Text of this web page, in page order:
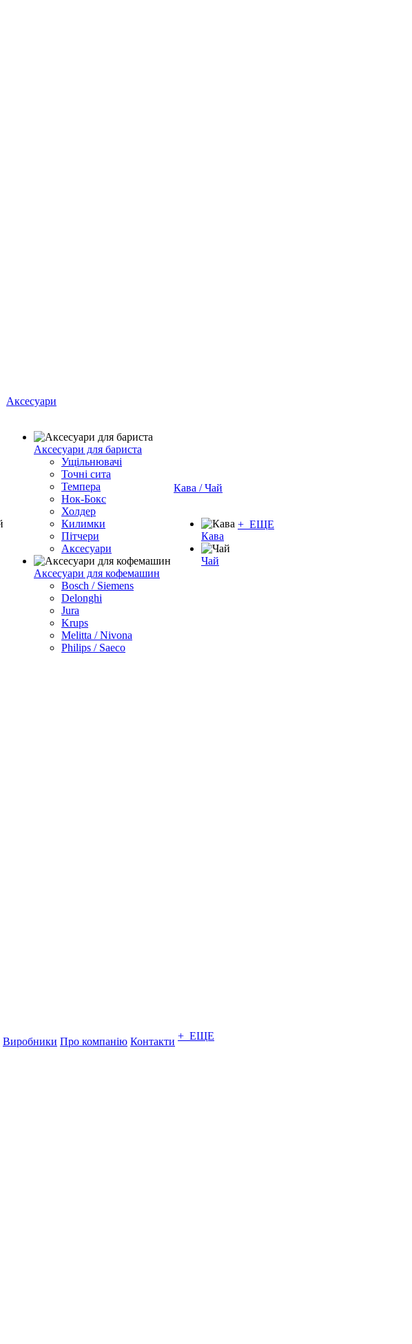
Аксесуари
Аксесуари для бариста
Ущільнювачі
Точні сита
Темпера
Нок-Бокс
Холдер
Килимки
Пітчери
Аксесуари
Аксесуари для кофемашин
Bosch / Siemens
Delonghi
Jura
Krups
Melitta / Nivona
Philips / Saeco
Кава / Чай
Кава
Чай
+ ЕЩЕ
Виробники Про компанію Контакти + ЕЩЕ